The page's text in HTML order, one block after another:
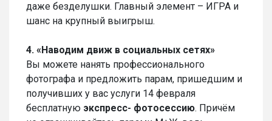
даже безделушки. Главный элемент – ИГРА и
шанс на крупный выигрыш.
4. «Наводим движ в социальных сетях»
Вы можете нанять профессионального
фотографа и предложить парам, пришедшим и
получивших у вас услуги 14 февраля
бесплатную экспресс- фотосессию. Причём